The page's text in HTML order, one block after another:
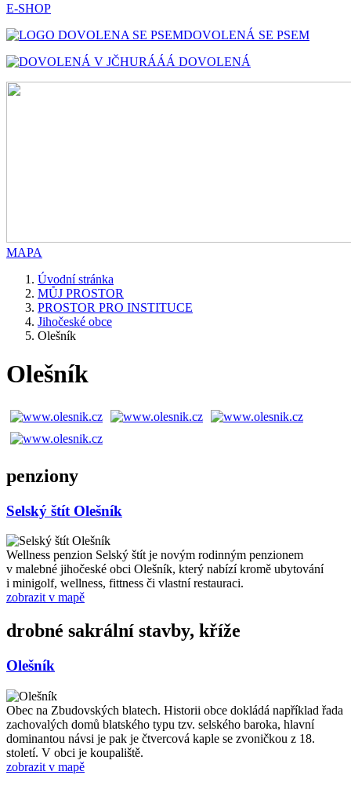
E-SHOP
DOVOLENÁ SE PSEM
HURÁÁÁ DOVOLENÁ
MAPA
Úvodní stránka
MŮJ PROSTOR
PROSTOR PRO INSTITUCE
Jihočeské obce
Olešník
Olešník
penziony
Selský štít Olešník
Wellness penzion Selský štít je novým rodinným penzionem
v malebné jihočeské obci Olešník, který nabízí kromě ubytování
i minigolf, wellness, fittness či vlastní restauraci.
zobrazit v mapě
drobné sakrální stavby, kříže
Olešník
Obec na Zbudovských blatech. Historii obce dokládá například řada
zachovalých domů blatského typu tzv. selského baroka, hlavní
dominantou návsi je pak je čtvercová kaple se zvoničkou z 18.
století. V obci je koupaliště.
zobrazit v mapě